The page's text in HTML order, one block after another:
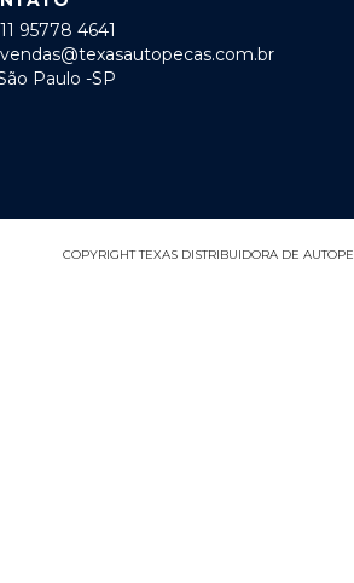
11 95778 4641
vendas@texasautopecas.com.br
Paulo -SP
COPYRIGHT TEXAS DISTRIBUIDORA DE